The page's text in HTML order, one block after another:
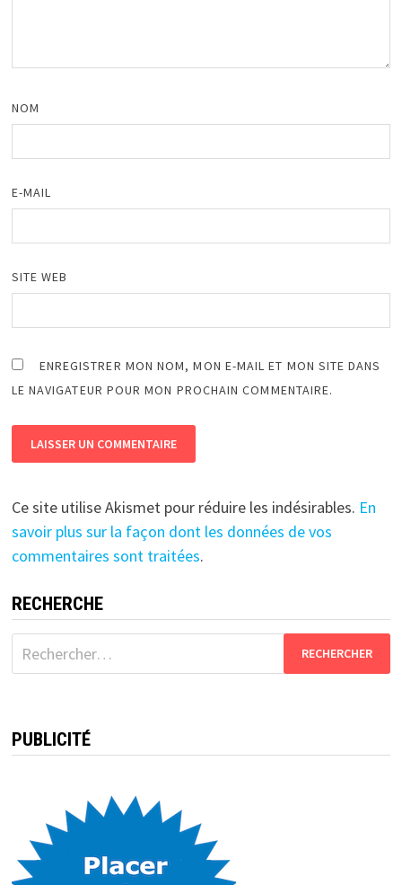
NOM
E-MAIL
SITE WEB
ENREGISTRER MON NOM, MON E-MAIL ET MON SITE DANS
LE NAVIGATEUR POUR MON PROCHAIN COMMENTAIRE.
Ce site utilise Akismet pour réduire les indésirables. En
savoir plus sur la façon dont les données de vos
commentaires sont traitées.
RECHERCHE
Rechercher :
PUBLICITÉ